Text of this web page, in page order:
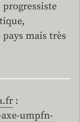
mais très
:
umpfn-